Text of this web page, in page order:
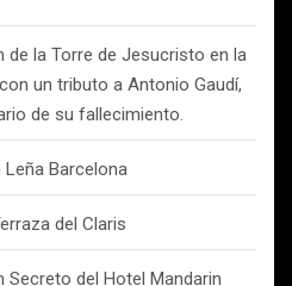
de la Torre de Jesucristo en la
un tributo a Antonio Gaudí,
de su fallecimiento.
Leña Barcelona
del Claris
Secreto del Hotel Mandarin